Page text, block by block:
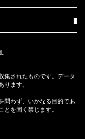
集されたものです。データ
ります。
問わず、いかなる目的であ
を固く禁じます。